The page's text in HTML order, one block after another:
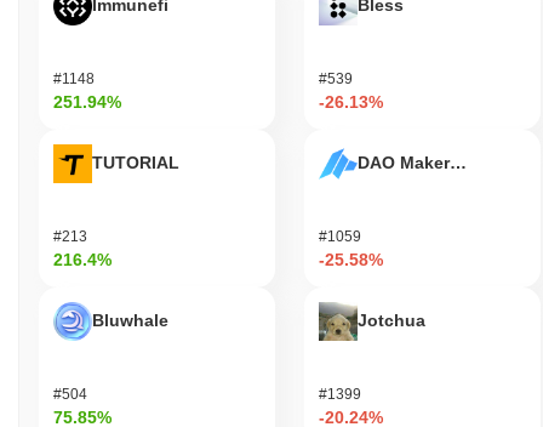
Immunefi
#1148
251.94%
TUTORIAL
#213
216.4%
Bluwhale
#504
75.85%
Bless
#539
-26.13%
DAO Maker Token
#1059
-25.58%
Jotchua
#1399
-20.24%